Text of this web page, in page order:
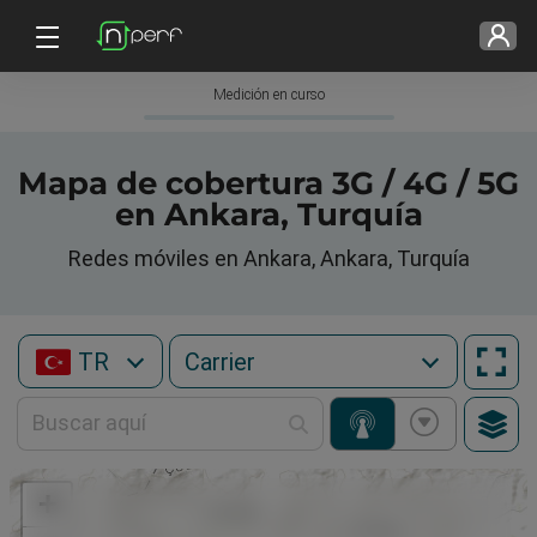
Medición en curso
Mapa de cobertura 3G / 4G / 5G
en Ankara, Turquía
Redes móviles en Ankara, Ankara, Turquía
TR